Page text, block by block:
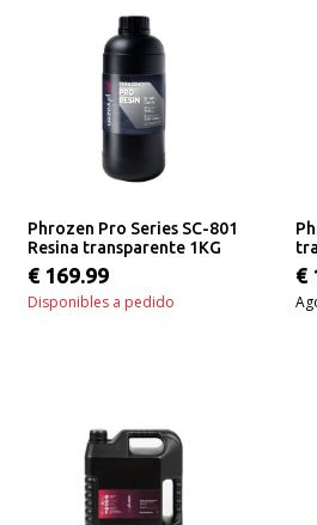
Phrozen Pro Series SC-801
Resina transparente 1KG
€ 169.99
Disponibles a pedido
€